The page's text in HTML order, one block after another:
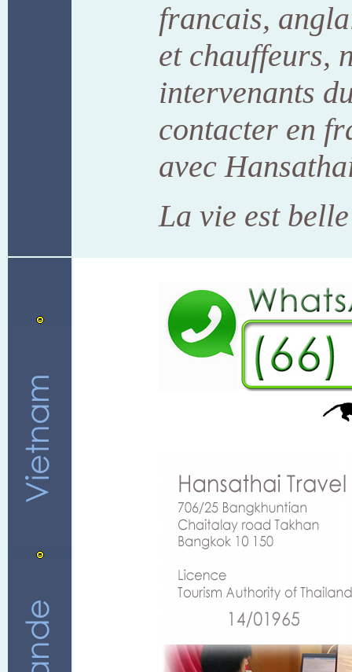
francais,
et chauffeurs,
intervenants
contacter en
avec
La vie est